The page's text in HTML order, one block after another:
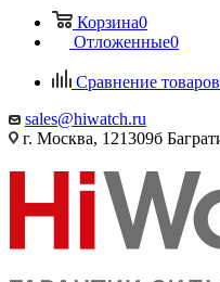
Корзина0
Отложенные0
Сравнение товаров
sales@hiwatch.ru
г. Москва, 121309б